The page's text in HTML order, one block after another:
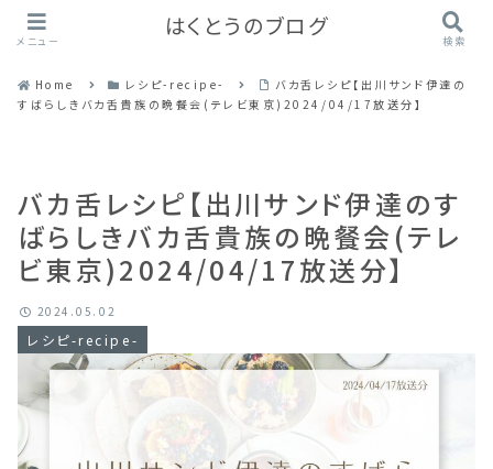
Home レシピ-recipe-
バカ舌レシピ【出川サンド伊達の
すばらしきバカ舌貴族の晩餐会(テレビ東京)2024/04/17放送分】
バカ舌レシピ【出川サンド伊達のす
ばらしきバカ舌貴族の晩餐会(テレ
ビ東京)2024/04/17放送分】
レシピ-recipe-
2024.05.02
メニュー
はくとうのブログ
検索